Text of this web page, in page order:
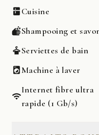
Cuisine
Shampooing et
Serviettes de bain
Machine à laver
Internet fibre ultra
rapide (1 Gb/s)